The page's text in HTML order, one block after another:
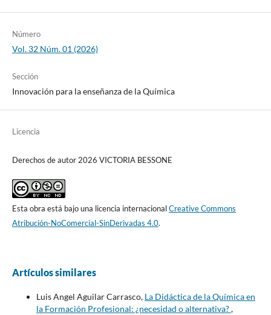
Número
Vol. 32 Núm. 01 (2026)
Sección
Innovación para la enseñanza de la Química
Licencia
Derechos de autor 2026 VICTORIA BESSONE
Esta obra está bajo una licencia internacionalCreative Commons
Atribución-NoComercial-SinDerivadas 4.0.
Artículos similares
Luis Angel Aguilar Carrasco, La Didáctica de la Química en
la Formación Profesional: ¿necesidad o alternativa?,